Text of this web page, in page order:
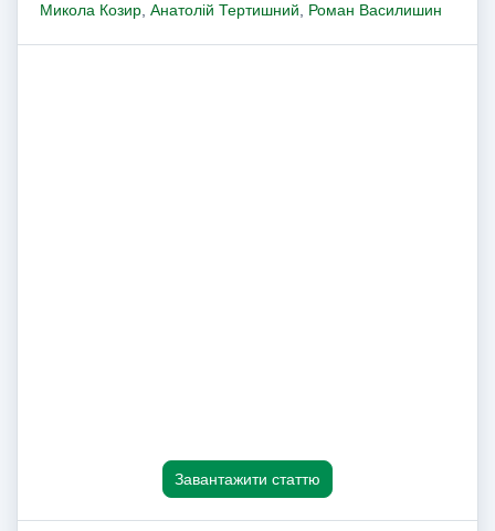
Микола Козир Анатолій Тертишний Роман Василишин
Завантажити статтю